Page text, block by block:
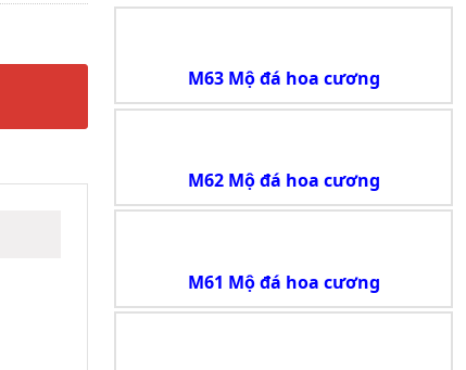
M63 Mộ đá hoa cương
M62 Mộ đá hoa cương
M61 Mộ đá hoa cương